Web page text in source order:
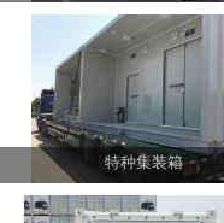
特种集装箱